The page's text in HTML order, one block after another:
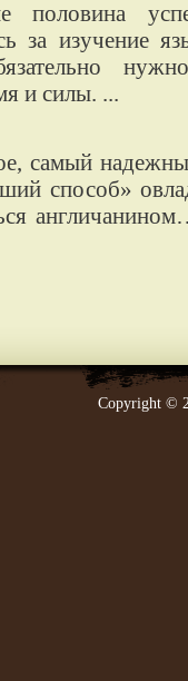
половина
за изучение
и силы. ...
самый
способ»
Copyright ©